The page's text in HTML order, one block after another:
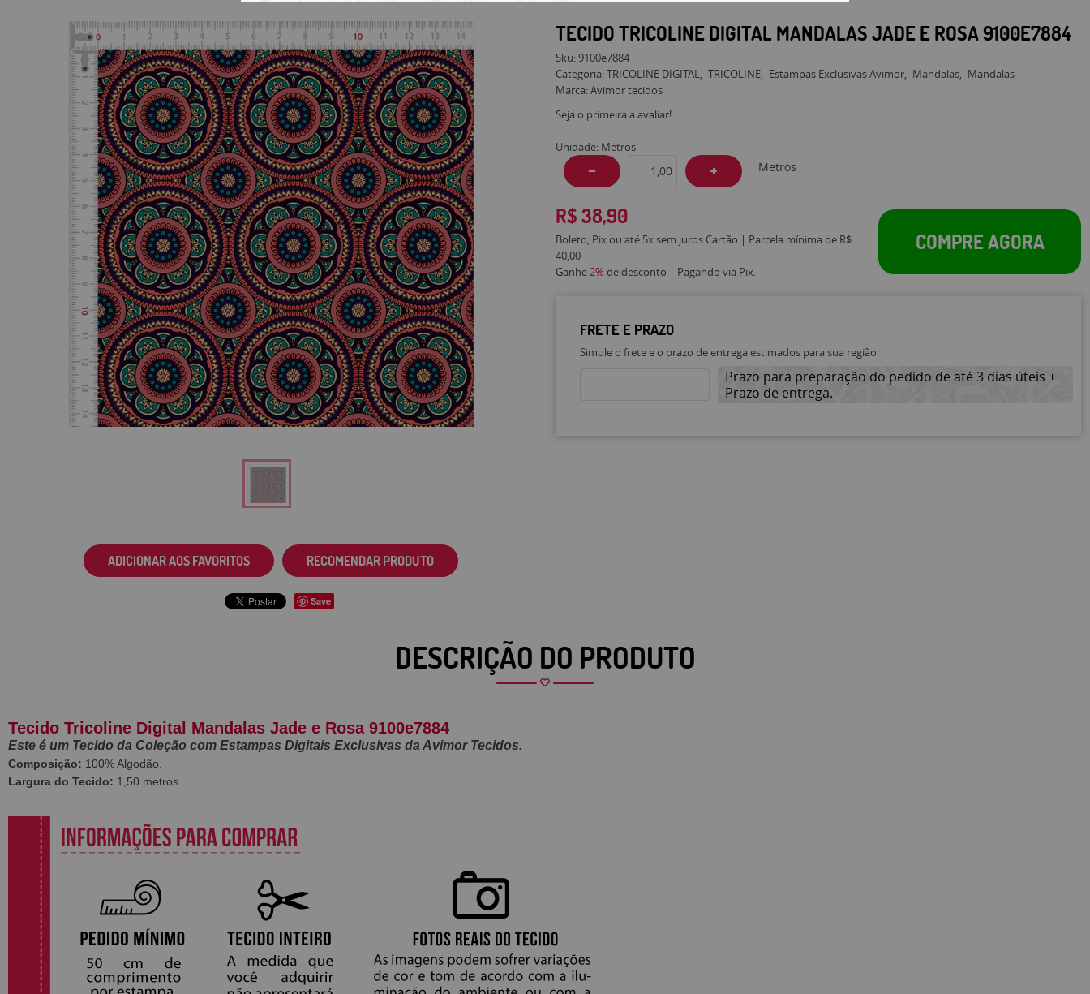
ADICIONAR AOS FAVORITOS RECOMENDAR PRODUTO
Save
TECIDO TRICOLINE DIGITAL MANDALAS JADE E ROSA 9100E7884
Sku:9100e7884
Categoria:TRICOLINE DIGITAL TRICOLINE Estampas Exclusivas Avimor Mandalas
Mandalas
Marca:Avimor tecidos
Seja o primeira a avaliar!
Unidade: Metros
Metros
R$ 38,90
Boleto, Pix ou até 5x sem juros Cartão | Parcela mínima de R$
40,00
Ganhe2% de desconto | Pagando via Pix.
COMPRE AGORA
FRETE E PRAZO
Simule o frete e o prazo de entrega estimados para sua região:
Prazo para preparação do pedido de até 3 dias úteis +
Prazo de entrega.
DESCRIÇÃO DO PRODUTO
Tecido Tricoline Digital Mandalas Jade e Rosa 9100e7884
Este é um Tecido da Coleção com Estampas Digitais Exclusivas da Avimor Tecidos.
Composição: 100% Algodão.
Largura do Tecido: 1,50 metros